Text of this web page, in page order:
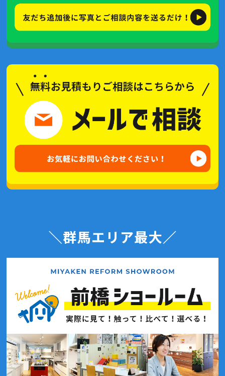
2021年6月(5記事)
2021年5月(2記事)
2021年2月(3記事)
2020年10月(7記事)
2020年9月(7記事)
2020年8月(4記事)
2020年7月(7記事)
2020年6月(7記事)
2020年5月(3記事)